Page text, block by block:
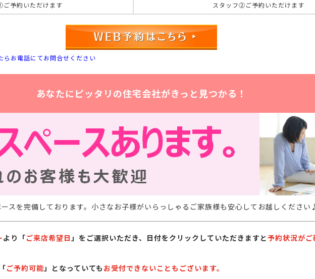
ご予約いただけます スタッフ②ご予約いただけます
お電話にてお問合せください
あなたにピッタリの住宅会社がきっと見つかる！
スを完備しております。小さなお子様がいらっしゃるご家族様も安心してお越しください
より「ご来店希望日 」をご選択いただき、日付をクリックしていただきますと予約状況がご
ご予約可能」となっていても お受付できないこともございます。